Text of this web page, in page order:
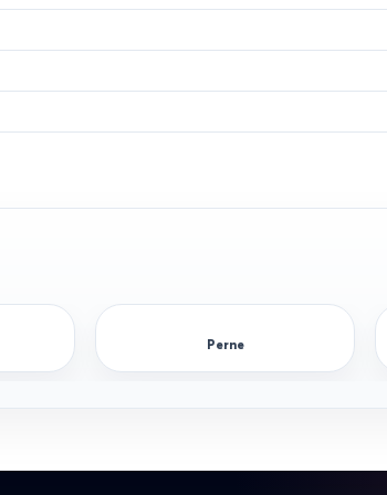
mici.
RM.
Pat de familie cu confort
cheie:
apropiat perete, dulap-cupe sau comodă trebuie să
de până la 1.5 metri cubi se face pe verticală.
Perne